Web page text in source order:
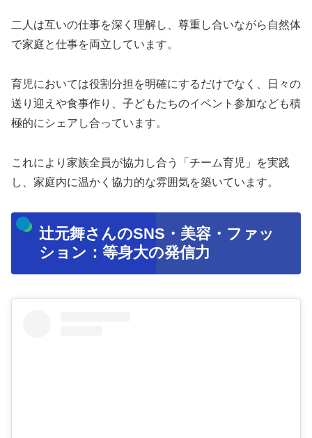
二人は互いの仕事を深く理解し、尊重し合いながら自然体
で家庭と仕事を両立しています。
育児においては役割分担を明確にするだけでなく、日々の
送り迎えや食事作り、子どもたちのイベント参加なども積
極的にシェアし合っています。
これにより家族全員が協力し合う「チーム育児」を実践
し、家庭内に温かく協力的な雰囲気を築いています。
辻元舞さんのSNS・美容・ファッ
ション：等身大の発信力